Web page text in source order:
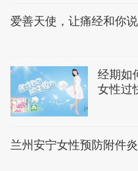
爱善天使，让痛经和你
经期如
女性过
兰州安宁女性预防附件